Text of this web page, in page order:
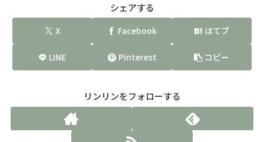
シェアする
X Facebook はてブ
LINE Pinterest コピー
リンリンをフォローする